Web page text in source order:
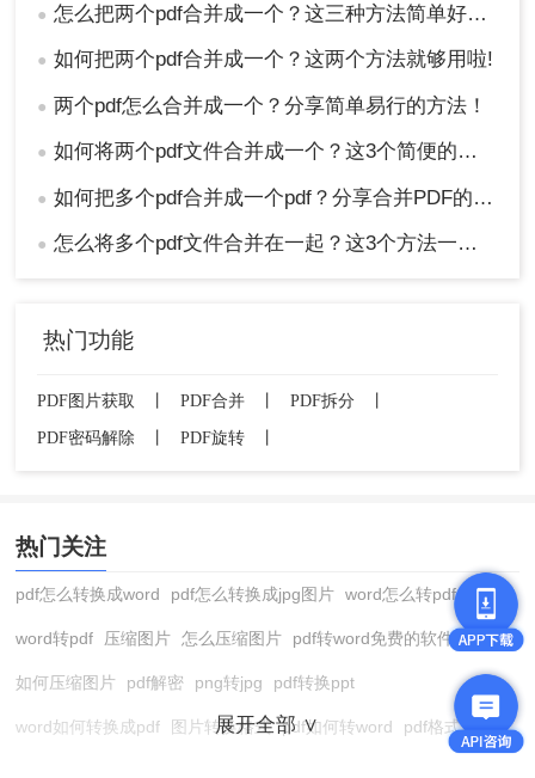
2、接着，在PDF编辑器的顶部功能栏中选择【页
面】，选择【合并文件】，点击【添加文件】，将
需要合并的PDF文件加入合并文件功能区中。
的PDF文件了，具体效果如下图所示。
● 怎么把两个pdf合并成一个？这三种方法简单好用！
● 如何把两个pdf合并成一个？这两个方法就够用啦!
● 两个pdf怎么合并成一个？分享简单易行的方法！
● 如何将两个pdf文件合并成一个？这3个简便的方法，一看就会！
● 如何把多个pdf合并成一个pdf？分享合并PDF的三个方法！
● 怎么将多个pdf文件合并在一起？这3个方法一分钟就能搞定！太好用了
热门功能
PDF图片获取 PDF合并 PDF拆分
PDF密码解除
PDF旋转
热门关注
pdf怎么转换成word pdf怎么转换成jpg图片 word怎么转pdf
word转pdf 压缩图片 怎么压缩图片 pdf转word免费的软件
如何压缩图片 pdf解密 png转jpg pdf转换ppt
word如何转换成pdf 图片转换格式 pdf如何转word pdf格式转换
展开全部 ∨